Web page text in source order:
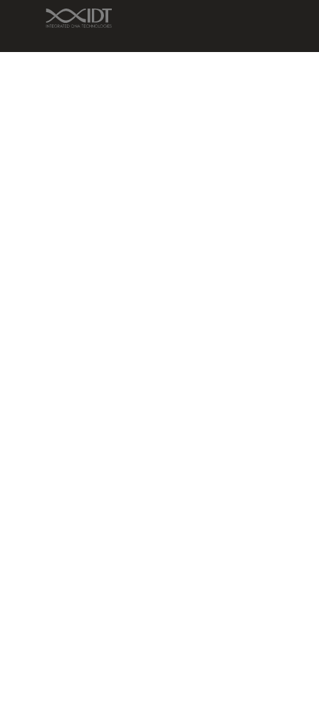
IDT Link